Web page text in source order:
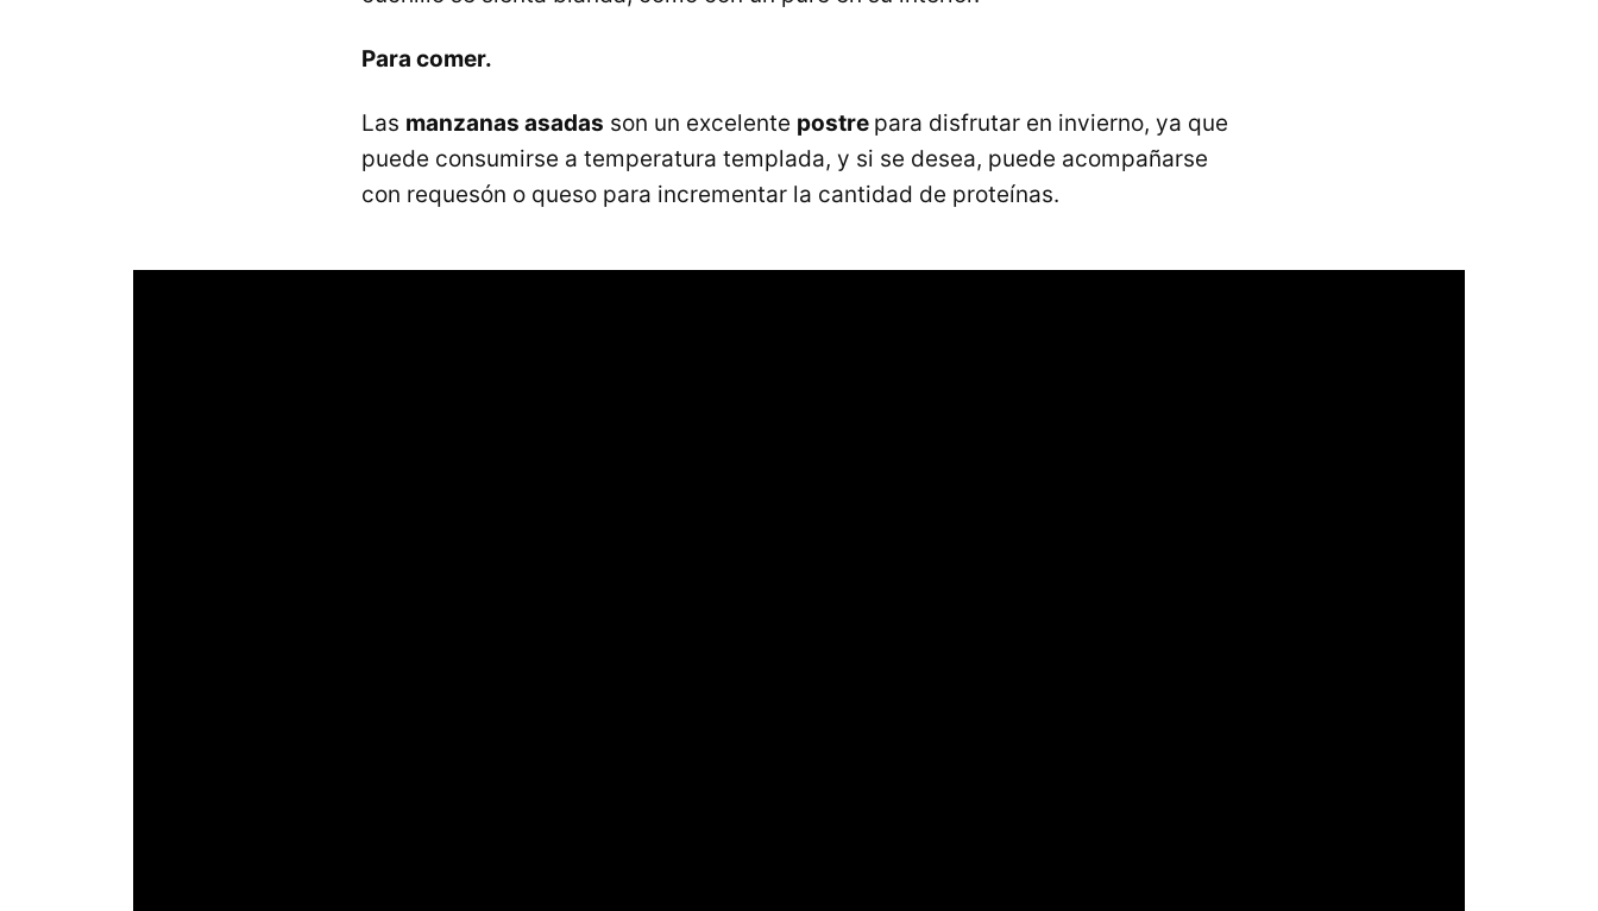
Para comer.
Las manzanas asadas son un excelente postre para disfrutar en invierno, ya que
puede consumirse a temperatura templada, y si se desea, puede acompañarse
con requesón o queso para incrementar la cantidad de proteínas.